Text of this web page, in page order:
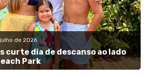
de 2026
curte dia de descanso ao lado
Park